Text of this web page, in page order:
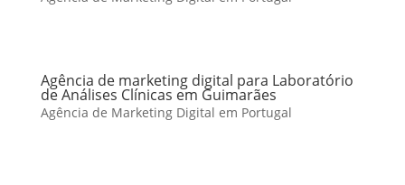
Agência de marketing digital para Laboratório
de Análises Clínicas em Guimarães
Agência de Marketing Digital em Portugal